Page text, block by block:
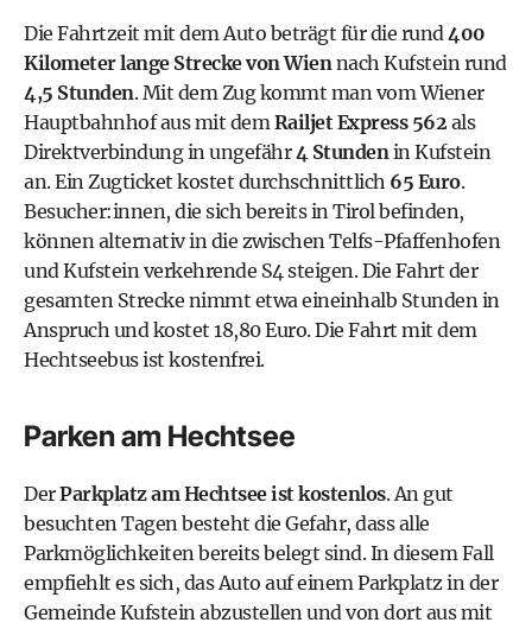
Die Fahrtzeit mit dem Auto beträgt für die rund400
Kilometer lange Strecke von Wiennach Kufstein rund
4,5 Stunden.Mit dem Zugkommt man vom Wiener
Hauptbahnhof aus mit demRailjet Express 562als
Direktverbindung in ungefähr4 Stundenin Kufstein
an. Ein Zugticket kostet durchschnittlich 65 Euro.
Besucher:innen, die sich bereits in Tirol befinden,
können alternativ in die zwischen Telfs-Pfaffenhofen
und Kufstein verkehrende S4 steigen. Die Fahrt der
gesamten Strecke nimmt etwa eineinhalb Stunden in
Anspruch und kostet 18,80 Euro. Die Fahrt mit dem
Hechtseebus ist kostenfrei.
Parken am Hechtsee
DerParkplatz am Hechtsee ist kostenlos. An gut
besuchten Tagen besteht die Gefahr, dass alle
Parkmöglichkeiten bereits belegt sind. In diesem Fall
empfiehlt es sich, das Auto auf einem Parkplatz in der
Gemeinde Kufstein abzustellen und von dort aus mit